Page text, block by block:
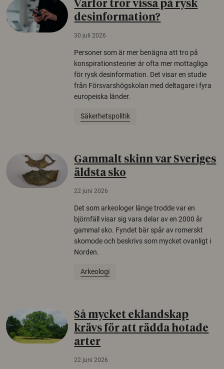
Varför tror vissa på rysk
desinformation?
30 juli 2026
Personer som är mer benägna att tro på
konspirationsteorier är ofta mer mottagliga
för rysk desinformation. Det visar en studie
från Försvarshögskolan med deltagare i fyra
europeiska länder.
Säkerhetspolitik
Gammalt skinn var Sveriges
äldsta sko
22 juni 2026
Det som arkeologer länge trodde var en
björnfäll visar sig vara delar av en 2000 år
gammal sko. Fyndet bär spår av romerskt
skomode och beskrivs som mycket ovanligt i
Norden.
Arkeologi
Så mycket eklandskap
krävs för att rädda hotade
arter
22 juni 2026